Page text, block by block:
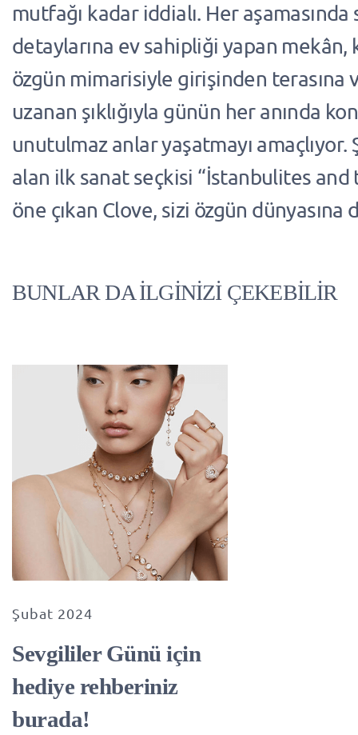
mutfağı kadar iddialı. Her aşamasında
detaylarına ev sahipliği yapan mekân,
özgün mimarisiyle girişinden terasına
uzanan şıklığıyla günün her anında
unutulmaz anlar yaşatmayı amaçlıyor.
alan ilk sanat seçkisi “İstanbulites and
öne çıkan Clove, sizi özgün dünyasına
BUNLAR DA İLGİNİZİ ÇEKEBİLİR
Şubat 2024
Sevgililer Günü için
hediye rehberiniz
burada!